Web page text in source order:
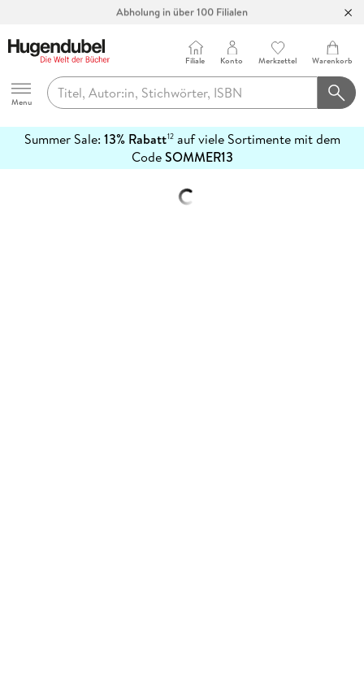
Abholung in über 100 Filialen
Hugendubel
Menu
Filiale Konto Merkzettel Warenkorb
Summer Sale: 13% Rabatt12auf viele Sortimente mit dem
CodeSOMMER13
erfahren